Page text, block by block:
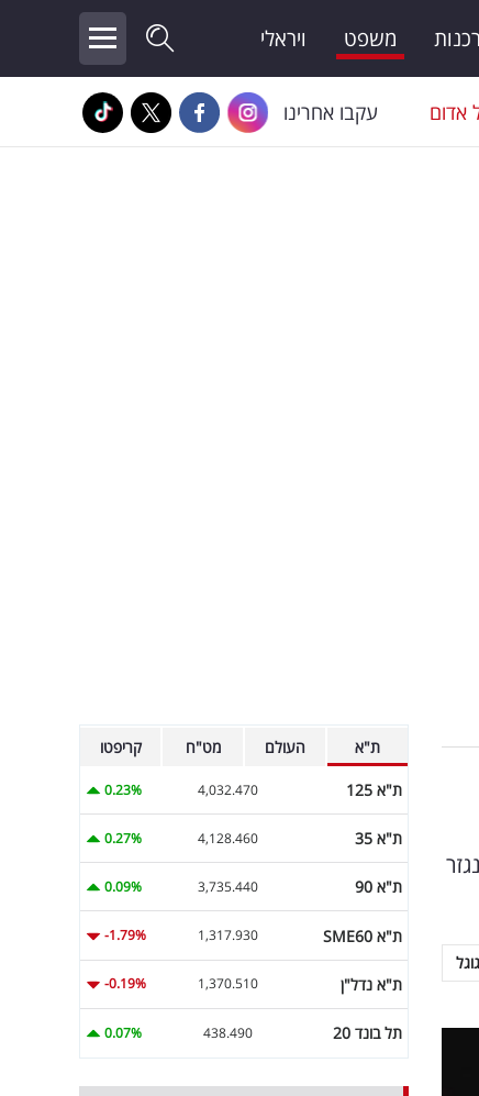
משפט ויראלי
אדום עקבו אחרינו
ת"א העולם מט"ח קריפטו
ת"א 125 4,032.470
0.23%
ת"א 35 4,128.460
0.27%
ת"א 90 3,735.440
0.09%
ת"א SME60 1,317.930
-1.79%
ת"א נדל"ן 1,370.510
-0.19%
תל בונד 20 438.490
0.07%